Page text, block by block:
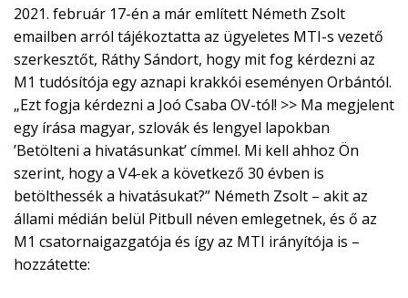
2021. február 17-én a már említett Németh Zsolt
emailben arról tájékoztatta az ügyeletes MTI-s vezető
szerkesztőt, Ráthy Sándort, hogy mit fog kérdezni az
M1 tudósítója egy aznapi krakkói eseményen Orbántól.
„Ezt fogja kérdezni a Joó Csaba OV-tól! >> Ma megjelent
egy írása magyar, szlovák és lengyel lapokban
’Betölteni a hivatásunkat’ címmel. Mi kell ahhoz Ön
szerint, hogy a V4-ek a következő 30 évben is
betölthessék a hivatásukat?” Németh Zsolt – akit az
állami médián belül Pitbull néven emlegetnek, és ő az
M1 csatornaigazgatója és így az MTI irányítója is –
hozzátette: